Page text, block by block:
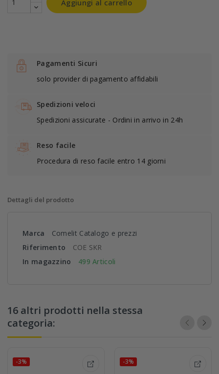
Aggiungi al carrello
Pagamenti Sicuri
solo provider di pagamento affidabili
Spedizioni veloci
Spedizioni assicurate - Ordini in arrivo in 24h
Reso facile
Procedura di reso facile entro 14 giorni
Dettagli del prodotto
Marca
Comelit Catalogo e prezzi
Riferimento
COE SKR
In magazzino
499 Articoli
16 altri prodotti nella stessa
categoria:
-3% -3%